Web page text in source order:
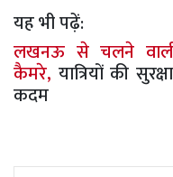
यह भी पढ़ें:
लखनऊ से चलने वाली
कैमरे, यात्रियों की
कदम